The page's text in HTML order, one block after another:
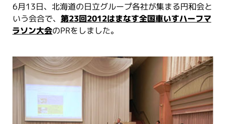
6月13日、北海道の日立グループ各社が集まる円和会と
いう会合で、 第23回2012はまなす全国車いすハーフマ
ラソン大会のPRをしました。